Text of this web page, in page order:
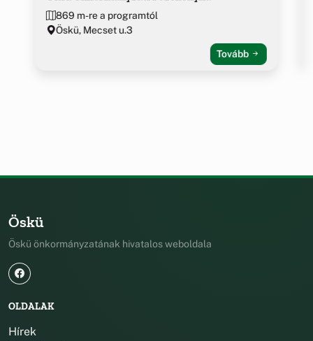
869 m-re a programtól
Öskü, Mecset u.3
Tovább
Öskü
Öskü önkormányzatának hivatalos weboldala
OLDALAK
Hírek